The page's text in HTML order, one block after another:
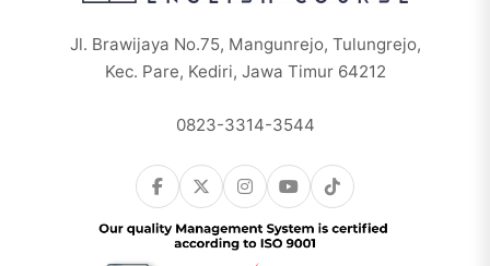
Jl. Brawijaya No.75, Mangunrejo, Tulungrejo,
Kec. Pare, Kediri, Jawa Timur 64212
0823-3314-3544